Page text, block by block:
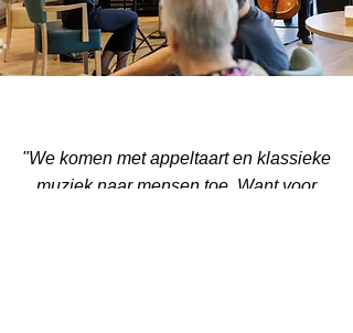
"We komen met appeltaart en klassieke
muziek naar mensen toe. Want voor